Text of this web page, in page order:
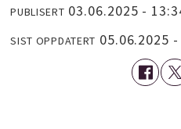
PUBLISERT 03.06.2025 -
SIST OPPDATERT 05.06.2025